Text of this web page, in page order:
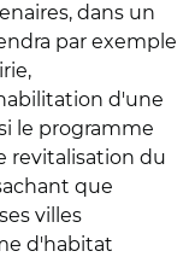
dans un
par exemple
d'une
le programme
revitalisation du
que
villes
d'habitat